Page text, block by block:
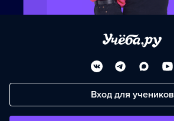
Вход для учеников